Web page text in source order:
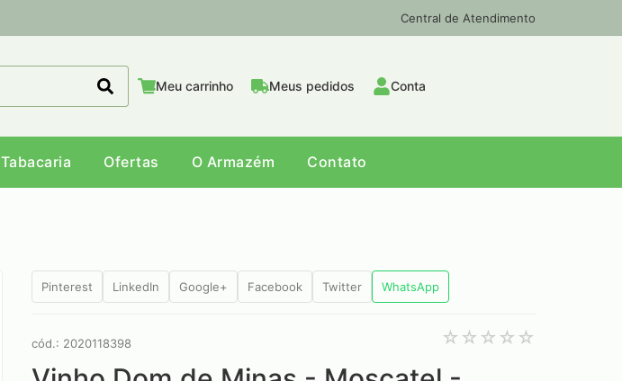
Central de Atendimento
Meu carrinho Meus pedidos Conta
Tabacaria Ofertas O Armazém Contato
Pinterest LinkedIn Google+ Facebook Twitter WhatsApp
cód.: 2020118398